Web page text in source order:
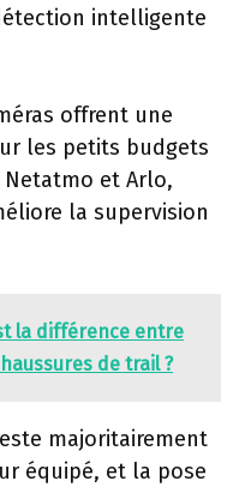
intelligente
offrent une
les petits budgets
et Arlo,
la supervision
la différence entre
de trail ?
majoritairement
équipé, et la pose